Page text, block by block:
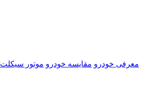
معرفی خودرو مقایسه خودرو موتور سیکلت